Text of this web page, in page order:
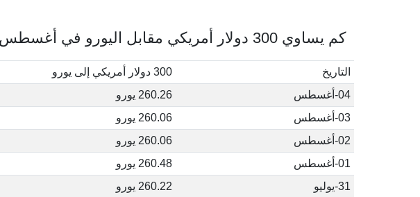
كم يساوي 300 دولار أمريكي مقابل اليورو في أغسطس, 2026
التاريخ
300 دولار أمريكي إلى يورو
04-أغسطس
260.26 يورو
03-أغسطس
260.06 يورو
02-أغسطس
260.06 يورو
01-أغسطس
260.48 يورو
31-يوليو
260.22 يورو